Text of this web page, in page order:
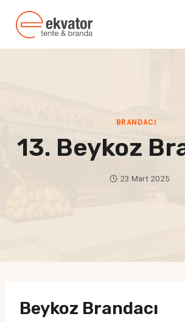
content
BRANDACI
13. Beykoz
23 Mart 2025
Beykoz Brandacı